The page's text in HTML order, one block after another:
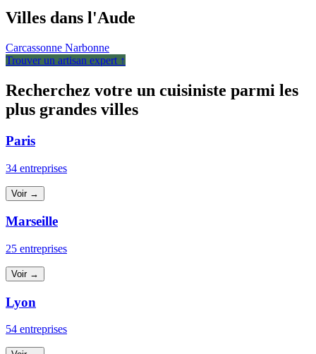
Villes dans l'Aude
Carcassonne Narbonne
Trouver un artisan expert ↑
Recherchez votre un cuisiniste parmi les
plus grandes villes
Paris
34 entreprises
Voir →
Marseille
25 entreprises
Voir →
Lyon
54 entreprises